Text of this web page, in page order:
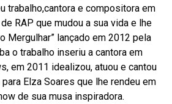
trabalho,cantora e compositora em
RAP que mudou a sua vida e lhe
Mergulhar” lançado em 2012 pela
o trabalho inseriu a cantora em
em 2011 idealizou, atuou e cantou
Elza Soares que lhe rendeu em
de sua musa inspiradora.